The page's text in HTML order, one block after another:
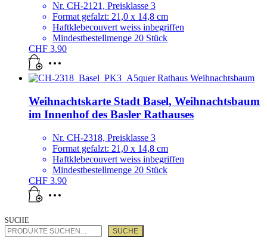
Nr. CH-2121, Preisklasse 3
Format gefalzt: 21,0 x 14,8 cm
Haftklebecouvert weiss inbegriffen
Mindestbestellmenge 20 Stück
CHF 3.90
Weihnachtskarte Stadt Basel, Weihnachtsbaum
im Innenhof des Basler Rathauses
Nr. CH-2318, Preisklasse 3
Format gefalzt: 21,0 x 14,8 cm
Haftklebecouvert weiss inbegriffen
Mindestbestellmenge 20 Stück
CHF 3.90
SUCHE
SUCHE